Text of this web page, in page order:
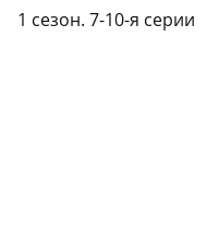
1 сезон. 7-10-я серии